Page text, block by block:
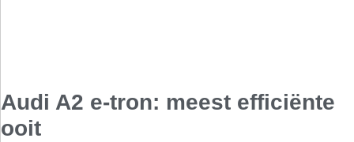
Audi A2 e-tron: meest efficiënte
ooit